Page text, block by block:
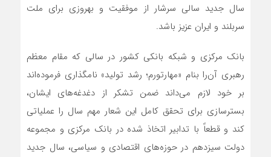
سال جدید سالی سرشار از موفقیت و بهروزی برای ملت
سربلند و ایران عزیز باشد.
بانک مرکزی و شبکه بانکی کشور در سالی که مقام معظم
رهبری آن‌را بنام «مهارتورم؛ رشد تولید» نامگذاری فرموده‌اند
بر خود لازم می‌داند ضمن تشکر از دغدغه‌های ایشان،
بسترسازی برای تحقق کامل این شعار مهم سال را عملیاتی
کند و قطعاً با تدابیر اتخاذ شده در بانک مرکزی و مجموعه
دولت سیزدهم در حوزه‌های اقتصادی و سیاسی، سال جدید